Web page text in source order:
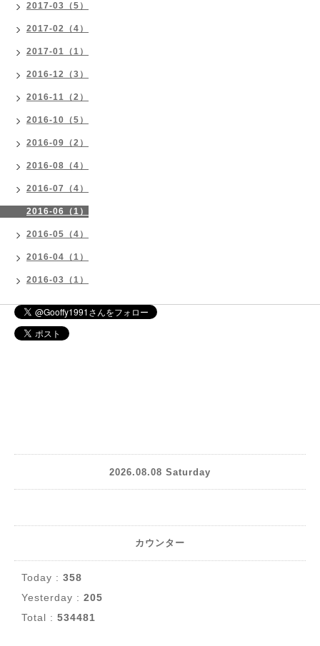
2017-03（5）
2017-02（4）
2017-01（1）
2016-12（3）
2016-11（2）
2016-10（5）
2016-09（2）
2016-08（4）
2016-07（4）
2016-06（1）
2016-05（4）
2016-04（1）
2016-03（1）
2026.08.08 Saturday
カウンター
Today : 358
Yesterday : 205
Total : 534481